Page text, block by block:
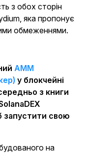
з обох сторін
яка пропонує
обмеженнями.
AMM
у блокчейні
з книги
запустити свою
на